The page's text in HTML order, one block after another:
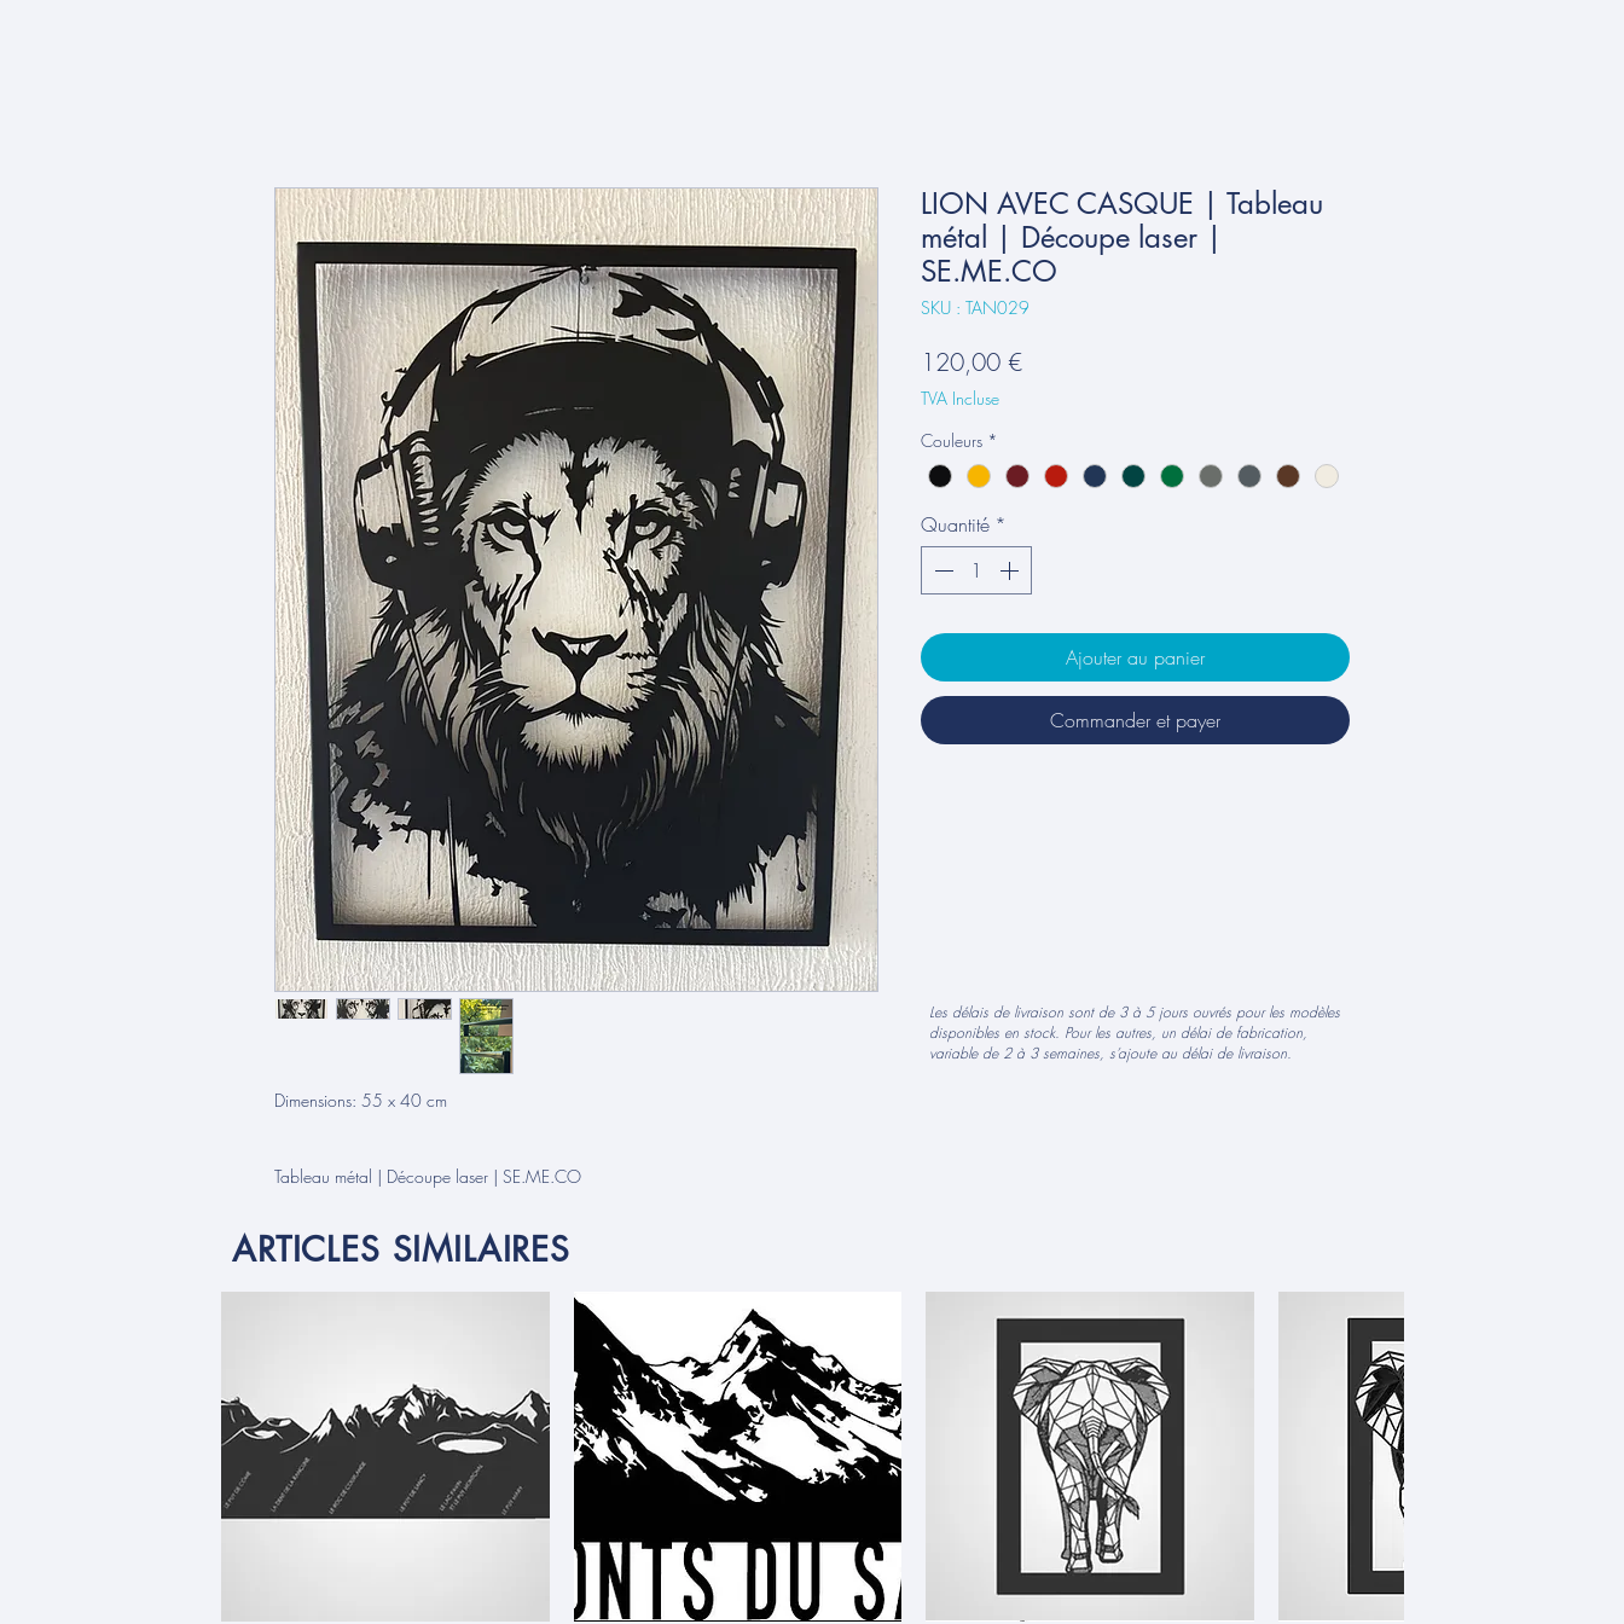
Dimensions: 55 x 40 cm
Tableau métal | Découpe laser | SE.ME.CO
LION AVEC CASQUE | Tableau
métal | Découpe laser |
SE.ME.CO
SKU : TAN029
120,00 €Prix
TVA Incluse
Couleurs *
Quantité *
Ajouter au panier
Commander et payer
ARTICLES SIMILAIRES
Les délais de livraison sont de 3 à 5 jours ouvrés pour les modèles
disponibles en stock. Pour les autres, un délai de fabrication,
variable de 2 à 3 semaines, s’ajoute au délai de livraison.